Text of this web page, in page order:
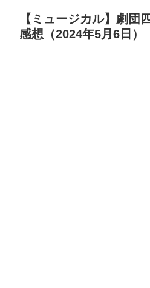
【ミュージカル】劇団
感想（2024年5月6日）